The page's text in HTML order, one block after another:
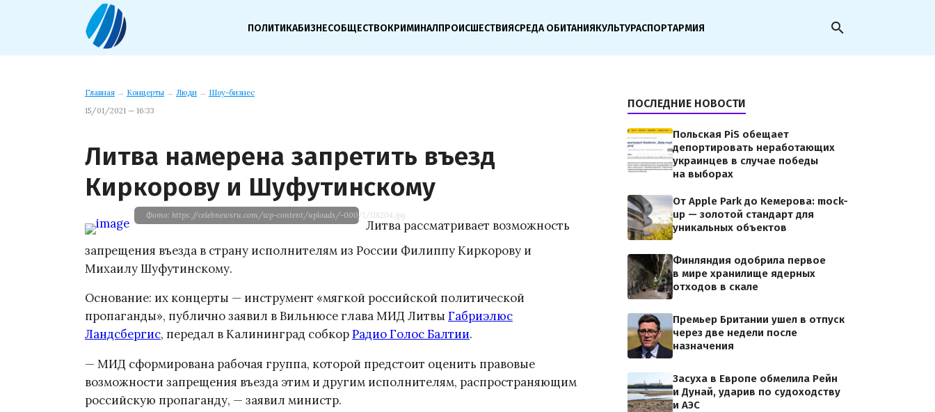
ПОЛИТИКАБИЗНЕСОБЩЕСТВОКРИМИНАЛПРОИСШЕСТВИЯСРЕДА ОБИТАНИЯКУЛЬТУРАСПОРТАРМИЯ search
Главная → Концерты → Люди → Шоу-бизнес
15/01/2021 — 16:33
Литва намерена запретить въезд
Киркорову и Шуфутинскому
Фото: https://celebnewsru.com/wp-content/uploads/-000/1/118204.jpg
Литва рассматривает возможность
запрещения въезда в страну исполнителям из России Филиппу Киркорову и
Михаилу Шуфутинскому.
Основание: их концерты — инструмент «мягкой российской политической
пропаганды», публично заявил в Вильнюсе глава МИД Литвы Габриэлюс
Ландсбергис, передал в Калининград собкорРадио Голос Балтии.
— МИД сформирована рабочая группа, которой предстоит оценить правовые
возможности запрещения въезда этим и другим исполнителям, распространяющим
российскую пропаганду, — заявил министр.
ПОСЛЕДНИЕ НОВОСТИ
Польская PiS обещает
депортировать неработающих
украинцев в случае победы
на выборах
От Apple Park до Кемерова: mock-
up — золотой стандарт для
уникальных объектов
Финляндия одобрила первое
в мире хранилище ядерных
отходов в скале
Премьер Британии ушел в отпуск
через две недели после
назначения
Засуха в Европе обмелила Рейн
и Дунай, ударив по судоходству
и АЭС